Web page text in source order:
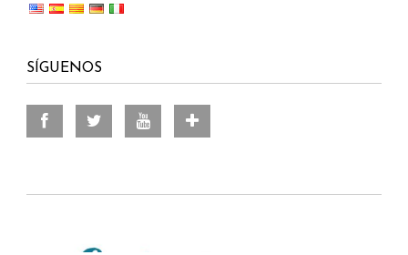
SÍGUENOS